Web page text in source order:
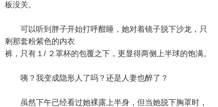
板没关。
可以听到胖子开始打呼酣睡，她对着镜子脱下沙龙，只
剩那套粉紫色的内衣
裤，只有１/ ２罩杯的包覆之下，更显得两侧上半球的饱满。
咦？我变成隐形人了吗？还是人妻也醉了？
虽然下午已经看过她裸露上半身，但当她脱下胸罩时，